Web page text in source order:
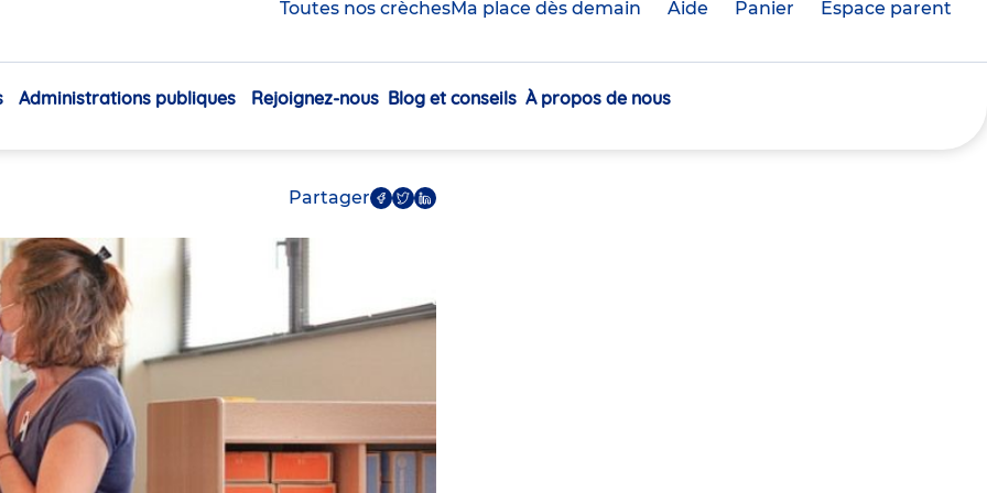
Toutes nos crèchesMa place dès demain Aide Panier crèche(s)
Espace parent
Navigation
Administrations publiques Rejoignez-nous Blog et conseils À propos de nous
les crèches Babilou,
les résultats
annuelle
Partager